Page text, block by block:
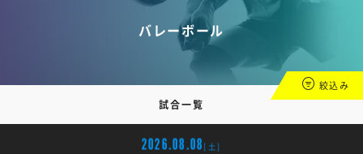
バレーボール
試合一覧
絞込み
2026.08.08 [土]